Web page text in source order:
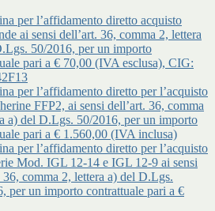
per l’affidamento diretto acquisto
ai sensi dell’art. 36, comma 2, lettera
50/2016, per un importo
pari a € 70,00 (IVA esclusa), CIG:
per l’affidamento diretto per l’acquisto
FFP2, ai sensi dell’art. 36, comma
a) del D.Lgs. 50/2016, per un importo
pari a € 1.560,00 (IVA inclusa)
per l’affidamento diretto per l’acquisto
Mod. IGL 12-14 e IGL 12-9 ai sensi
36, comma 2, lettera a) del D.Lgs.
per un importo contrattuale pari a €